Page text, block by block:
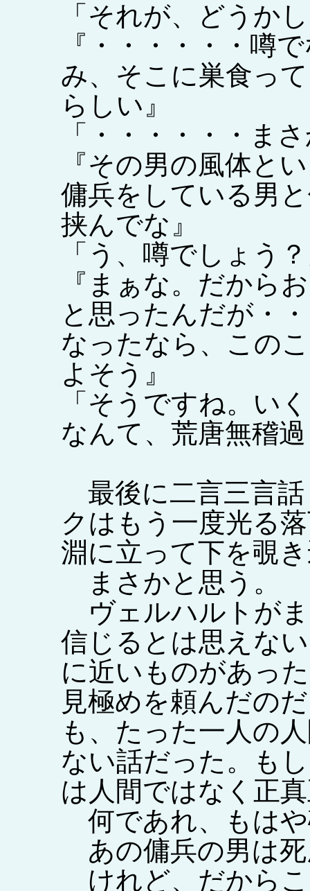
「それが、どうか
『・・・・・・噂
み、そこに巣食っ
らしい』
「・・・・・・ま
『その男の風体と
傭兵をしている男
挟んでな』
「う、噂でしょう
『まぁな。だから
と思ったんだが・
なったなら、この
よそう』
「そうですね。い
なんて、荒唐無稽
最後に二言三言話
クはもう一度光る
淵に立って下を覗
まさかと思う。
ヴェルハルトが
信じるとは思えな
に近いものがあっ
見極めを頼んだの
も、たった一人の
ない話だった。も
は人間ではなく正
何であれ、もは
あの傭兵の男は
けれど、だから